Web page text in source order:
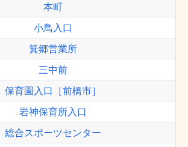
本町
小鳥入口
箕郷営業所
三中前
保育園入口［前橋市］
岩神保育所入口
総合スポーツセンター